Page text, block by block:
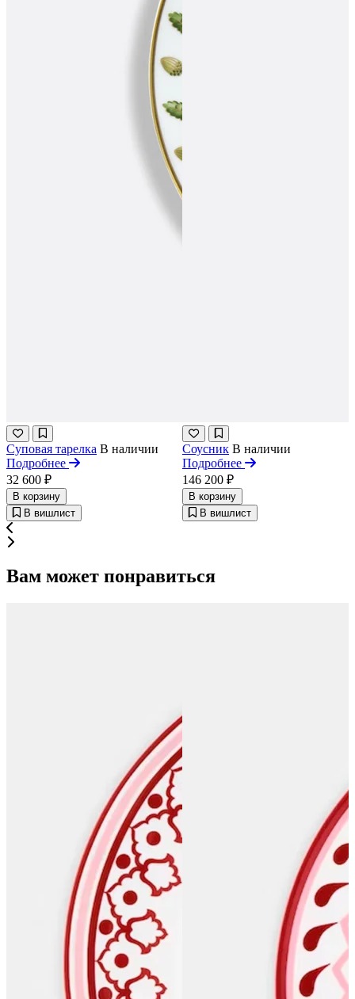
Суповая тарелка В наличии
Подробнее
32 600 ₽
В корзину
В вишлист
Соусник В наличии
Подробнее
146 200 ₽
В корзину
В вишлист
Вам может понравиться
Принимаю условия
соглашением
Согласен(-на) получать